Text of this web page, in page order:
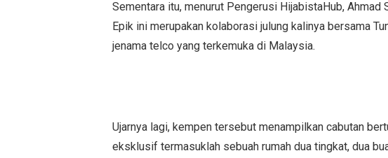
Sementara itu, menurut Pengerusi HijabistaHub, Ahmad
Epik ini merupakan kolaborasi julung kalinya bersama
jenama telco yang terkemuka di Malaysia.
Ujarnya lagi, kempen tersebut menampilkan cabutan
eksklusif termasuklah sebuah rumah dua tingkat, dua